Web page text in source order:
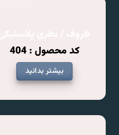
کد محصول : 404
بیشتر بدانید